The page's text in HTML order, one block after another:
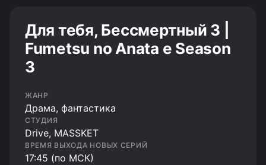
Для тебя, Бессмертный 3 |
Fumetsu no Anata e Season
3
ЖАНР
Драма, фантастика
СТУДИЯ
Drive, MASSKET
ВРЕМЯ ВЫХОДА НОВЫХ СЕРИЙ
17:45 (по МСК)